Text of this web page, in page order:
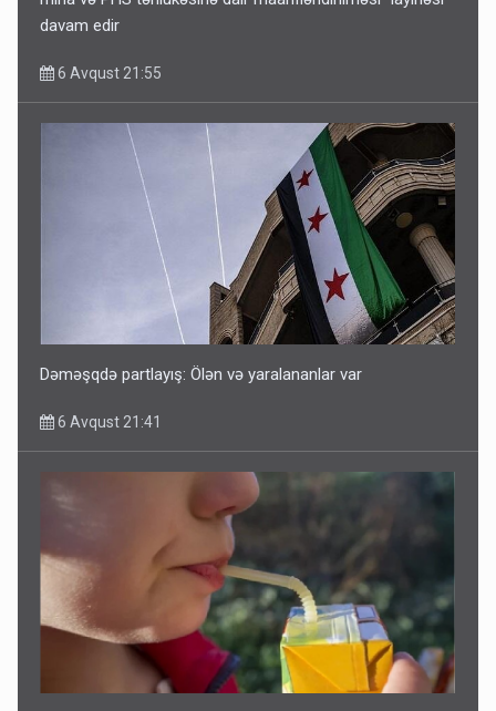
davam edir
6 Avqust 21:55
Dəməşqdə partlayış: Ölən və yaralananlar var
6 Avqust 21:41